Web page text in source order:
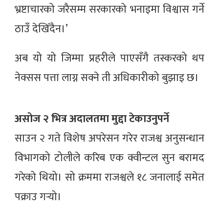
भ्रष्टाचारको जरैसम्म सरकारको भनाइमा विश्वास गर्ने
ठाउँ देखिँदैन।’
अब यो यो जिम्मा प्रहरीले पाएसँगै तस्करको थप
नेक्सस पत्ता लाग्न सक्ने ती अधिकारीको बुझाइ छ।
असोज २ भित्र अदालतमा मुद्दा टेकाउनुपर्ने
साउन २ गते विशेष अपरेसन गरेर राजश्व अनुसन्धान
विभागको टोलीले करिब एक क्वीन्टल सुन बरामद
गरेको थियो। सो क्रममा राजश्वले १८ जनालाई समेत
पक्राउ गर्‍यो।